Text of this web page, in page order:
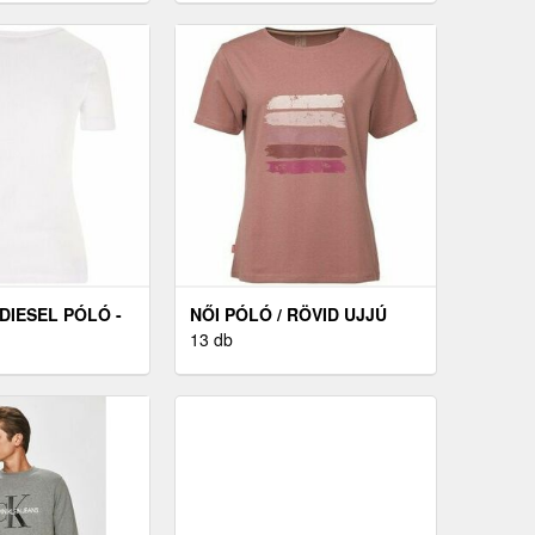
PÓLÓ -
NŐI PÓLÓ / RÖVID UJJÚ
LOAP
13 db